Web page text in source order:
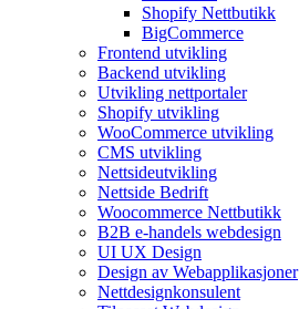
Shopify Nettbutikk
BigCommerce
Frontend utvikling
Backend utvikling
Utvikling nettportaler
Shopify utvikling
WooCommerce utvikling
CMS utvikling
Nettsideutvikling
Nettside Bedrift
Woocommerce Nettbutikk
B2B e-handels webdesign
UI UX Design
Design av Webapplikasjoner
Nettdesignkonsulent